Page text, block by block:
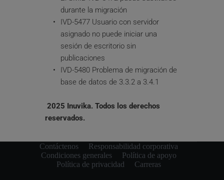
durante la migración
IVD-5477 Usuario con servidor
asignado no puede iniciar una
sesión de escritorio sin
publicaciones
IVD-5480 Problema de migración de
base de datos de 3.3.2 a 3.4.1
2025 Inuvika. Todos los derechos
reservados.
Contáctenos
Responsabilidad corporativa
Condiciones generales
Política de apoyo
Política de privacidad
Carreras